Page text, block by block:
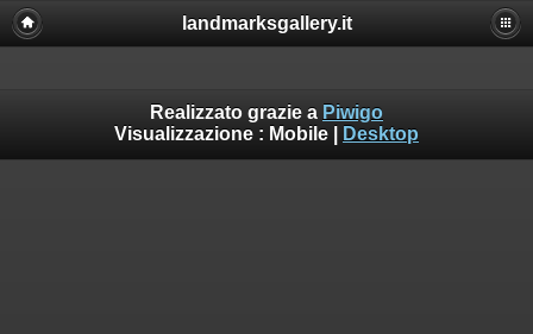
landmarksgallery.it
Realizzato grazie a Piwigo
Visualizzazione : Mobile Desktop